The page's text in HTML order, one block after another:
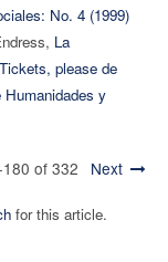
No. 4 (1999)
La
please de
y
of 332 Next
for this article.